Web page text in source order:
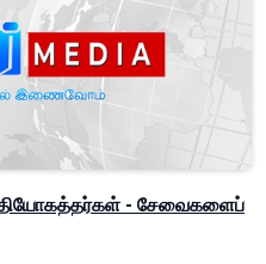
- சேவைகளைப்